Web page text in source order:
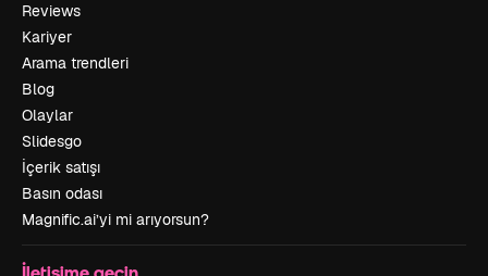
Reviews
Kariyer
Arama trendleri
Blog
Olaylar
Slidesgo
İçerik satışı
Basın odası
Magnific.ai’yi mi arıyorsun?